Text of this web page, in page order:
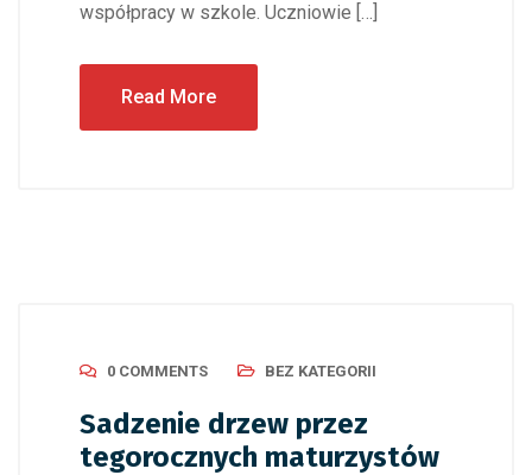
współpracy w szkole. Uczniowie […]
Read More
0 COMMENTS BEZ KATEGORII
Sadzenie drzew przez
tegorocznych maturzystów